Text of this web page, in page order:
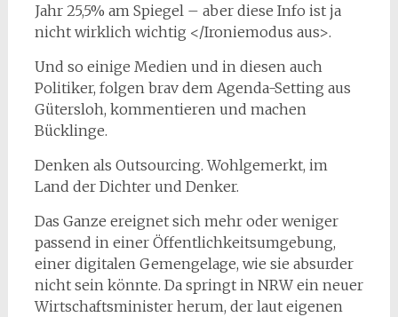
Jahr 25,5% am Spiegel – aber diese Info ist ja
nicht wirklich wichtig </Ironiemodus aus>.
Und so einige Medien und in diesen auch
Politiker, folgen brav dem Agenda-Setting aus
Gütersloh, kommentieren und machen
Bücklinge.
Denken als Outsourcing. Wohlgemerkt, im
Land der Dichter und Denker.
Das Ganze ereignet sich mehr oder weniger
passend in einer Öffentlichkeitsumgebung,
einer digitalen Gemengelage, wie sie absurder
nicht sein könnte. Da springt in NRW ein neuer
Wirtschaftsminister herum, der laut eigenen